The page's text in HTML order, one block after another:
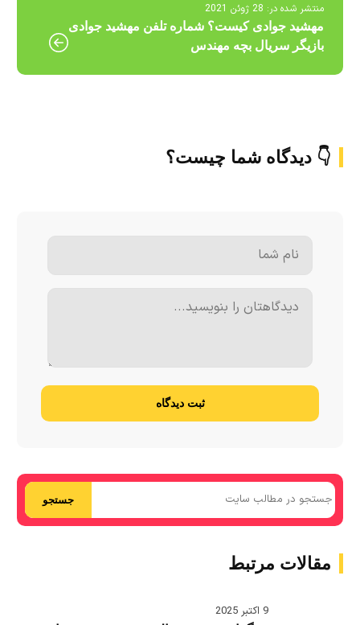
منتشر شده در: 28 ژوئن 2021
مهشید جوادی کیست؟ شماره تلفن مهشید جوادی
بازیگر سریال بچه مهندس
👇 دیدگاه شما چیست؟
ثبت دیدگاه
جستجو
مقالات مرتبط
9 اکتبر 2025